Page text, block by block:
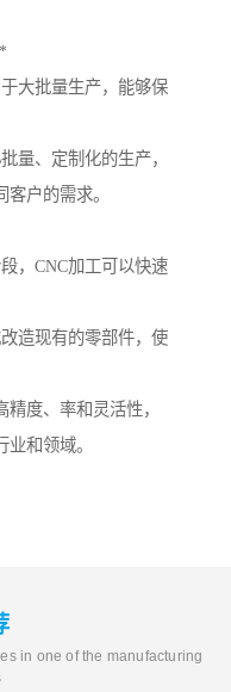
大批量生产，能够保
量、定制化的生产，
户的需求。
，CNC加工可以快速
造现有的零部件，使
度、率和灵活性，
和领域。
in one of the manufacturing